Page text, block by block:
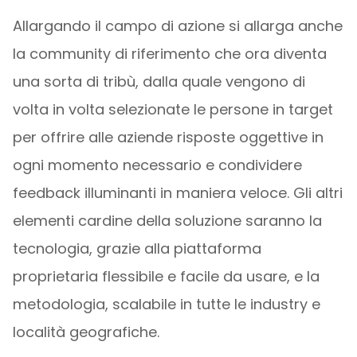
Allargando il campo di azione si allarga anche
la community di riferimento che ora diventa
una sorta di tribù, dalla quale vengono di
volta in volta selezionate le persone in target
per offrire alle aziende risposte oggettive in
ogni momento necessario e condividere
feedback illuminanti in maniera veloce. Gli altri
elementi cardine della soluzione saranno la
tecnologia, grazie alla piattaforma
proprietaria flessibile e facile da usare, e la
metodologia, scalabile in tutte le industry e
località geografiche.